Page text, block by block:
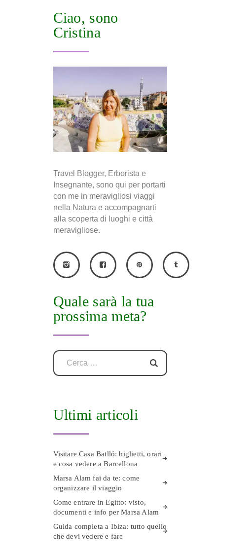
Ciao, sono
Cristina
Travel Blogger, Erborista e
Insegnante, sono qui per portarti
con me in meravigliosi viaggi
nella Natura e accompagnarti
alla scoperta di luoghi e città
meravigliose.
Quale sarà la tua
prossima meta?
Ultimi articoli
Visitare Casa Batlló: biglietti, orari
e cosa vedere a Barcellona
Marsa Alam fai da te: come
organizzare il viaggio
Come entrare in Egitto: visto,
documenti e info per Marsa Alam
Guida completa a Ibiza: tutto quello
che devi vedere e fare